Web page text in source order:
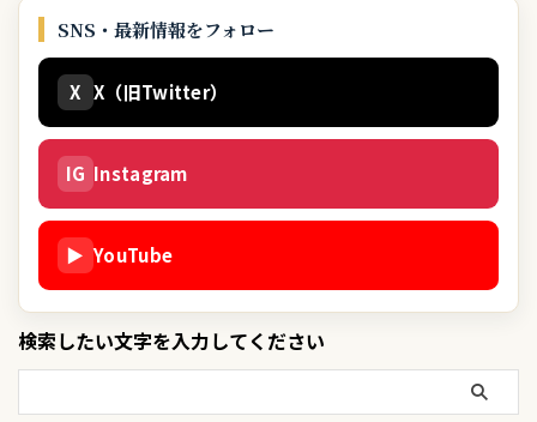
SNS・最新情報をフォロー
X X（旧Twitter）
IG Instagram
▶ YouTube
検索したい文字を入力してください